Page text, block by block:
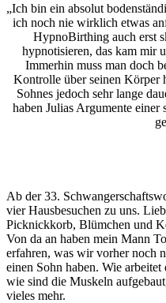
„Ich bin ein absolut
ich noch nie wirklich etwas
HypnoBirthing auch erst
hypnotisieren, das kam mir
Immerhin muss man doch
Kontrolle über seinen Körper
Sohnes jedoch sehr lange
haben Julias Argumente
Ab der 33.
vier Hausbesuchen zu uns.
Picknickkorb, Blümchen und
Von da an haben mein Mann
erfahren, was wir vorher noch
einen Sohn haben. Wie
wie sind die Muskeln
vieles mehr.